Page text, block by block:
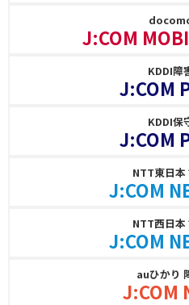
J:COM
KDDI障
J:COM
KDDI保
J:COM
NTT東日本
J:COM
NTT西日本
J:COM
auひかり
J:COM